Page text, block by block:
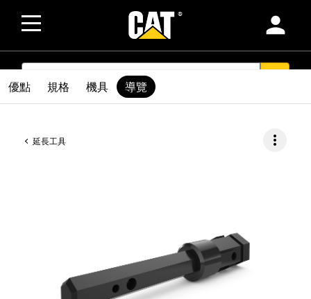
person
SEARCH
延長工具 more_vert
優點 規格 機具 導覽